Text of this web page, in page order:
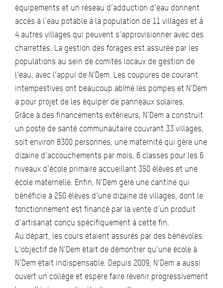
équipements et un réseau d’adduction d’eau donnent
accès à l’eau potable à la population de 11 villages et à
4 autres villages qui peuvent s’approvisionner avec des
charrettes. La gestion des forages est assurée par les
populations au sein de comités locaux de gestion de
l’eau, avec l’appui de N’Dem. Les coupures de courant
intempestives ont beaucoup abîmé les pompes et N’Dem
a pour projet de les équiper de panneaux solaires.
Grâce à des financements extérieurs, N’Dem a construit
un poste de santé communautaire couvrant 33 villages,
soit environ 8300 personnes, une maternité qui gère une
dizaine d’accouchements par mois, 6 classes pour les 6
niveaux d’école primaire accueillant 350 élèves et une
école maternelle. Enfin, N’Dem gère une cantine qui
bénéficie à 250 élèves d’une dizaine de villages, dont le
fonctionnement est financé par la vente d’un produit
d’artisanat conçu spécifiquement à cette fin.
Au départ, les cours étaient assurés par des bénévoles.
L’objectif de N’Dem était de démontrer qu’une école à
N’Dem était indispensable. Depuis 2009, N’Dem a aussi
ouvert un collège et espère faire revenir progressivement